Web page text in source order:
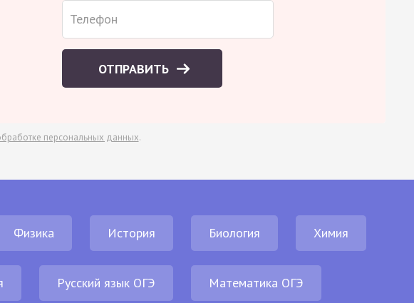
ОТПРАВИТЬ
персональных данных.
Физика История Биология Химия
Русский язык ОГЭ Математика ОГЭ